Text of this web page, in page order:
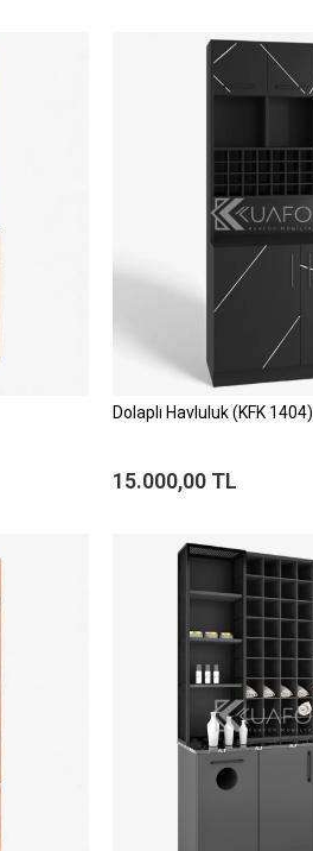
Dolaplı Havluluk (KFK 1404)
15.000,00 TL